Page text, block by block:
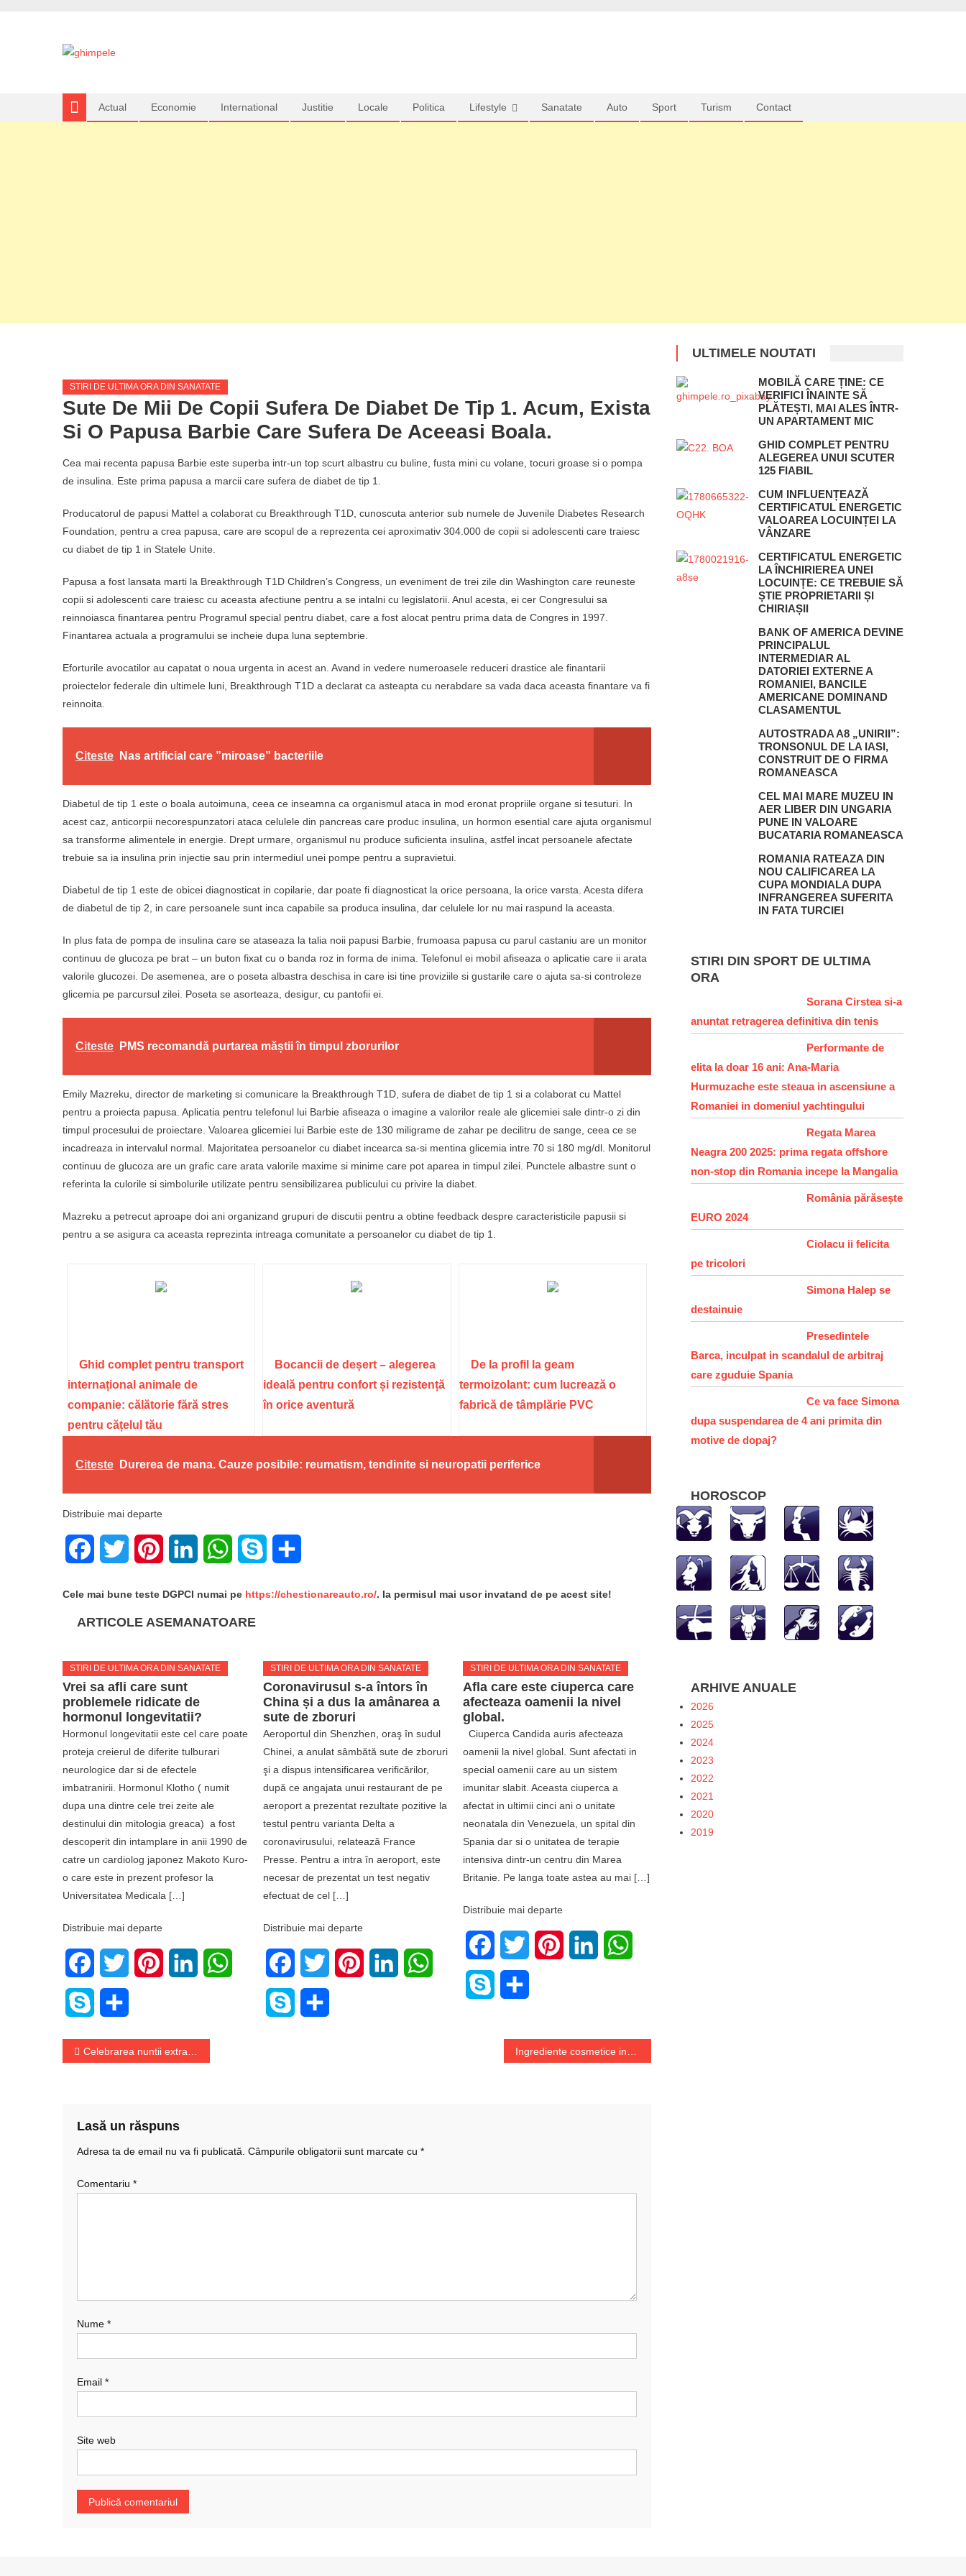
Actual Economie International Justitie Locale Politica Lifestyle Sanatate Auto Sport Turism Contact
STIRI DE ULTIMA ORA DIN SANATATE
Sute De Mii De Copii Sufera De Diabet De Tip 1. Acum, Exista
Si O Papusa Barbie Care Sufera De Aceeasi Boala.
Cea mai recenta papusa Barbie este superba intr-un top scurt albastru cu buline, fusta mini cu volane, tocuri groase si o pompa
de insulina. Este prima papusa a marcii care sufera de diabet de tip 1.
Producatorul de papusi Mattel a colaborat cu Breakthrough T1D, cunoscuta anterior sub numele de Juvenile Diabetes Research
Foundation, pentru a crea papusa, care are scopul de a reprezenta cei aproximativ 304.000 de copii si adolescenti care traiesc
cu diabet de tip 1 in Statele Unite.
Papusa a fost lansata marti la Breakthrough T1D Children’s Congress, un eveniment de trei zile din Washington care reuneste
copii si adolescenti care traiesc cu aceasta afectiune pentru a se intalni cu legislatorii. Anul acesta, ei cer Congresului sa
reinnoiasca finantarea pentru Programul special pentru diabet, care a fost alocat pentru prima data de Congres in 1997.
Finantarea actuala a programului se incheie dupa luna septembrie.
Eforturile avocatilor au capatat o noua urgenta in acest an. Avand in vedere numeroasele reduceri drastice ale finantarii
proiectelor federale din ultimele luni, Breakthrough T1D a declarat ca asteapta cu nerabdare sa vada daca aceasta finantare va fi
reinnoita.
Citeste Nas artificial care ”miroase” bacteriile
Diabetul de tip 1 este o boala autoimuna, ceea ce inseamna ca organismul ataca in mod eronat propriile organe si tesuturi. In
acest caz, anticorpii necorespunzatori ataca celulele din pancreas care produc insulina, un hormon esential care ajuta organismul
sa transforme alimentele in energie. Drept urmare, organismul nu produce suficienta insulina, astfel incat persoanele afectate
trebuie sa ia insulina prin injectie sau prin intermediul unei pompe pentru a supravietui.
Diabetul de tip 1 este de obicei diagnosticat in copilarie, dar poate fi diagnosticat la orice persoana, la orice varsta. Acesta difera
de diabetul de tip 2, in care persoanele sunt inca capabile sa produca insulina, dar celulele lor nu mai raspund la aceasta.
In plus fata de pompa de insulina care se ataseaza la talia noii papusi Barbie, frumoasa papusa cu parul castaniu are un monitor
continuu de glucoza pe brat – un buton fixat cu o banda roz in forma de inima. Telefonul ei mobil afiseaza o aplicatie care ii arata
valorile glucozei. De asemenea, are o poseta albastra deschisa in care isi tine proviziile si gustarile care o ajuta sa-si controleze
glicemia pe parcursul zilei. Poseta se asorteaza, desigur, cu pantofii ei.
Citeste PMS recomandă purtarea măștii în timpul zborurilor
Emily Mazreku, director de marketing si comunicare la Breakthrough T1D, sufera de diabet de tip 1 si a colaborat cu Mattel
pentru a proiecta papusa. Aplicatia pentru telefonul lui Barbie afiseaza o imagine a valorilor reale ale glicemiei sale dintr-o zi din
timpul procesului de proiectare. Valoarea glicemiei lui Barbie este de 130 miligrame de zahar pe decilitru de sange, ceea ce se
incadreaza in intervalul normal. Majoritatea persoanelor cu diabet incearca sa-si mentina glicemia intre 70 si 180 mg/dl. Monitorul
continuu de glucoza are un grafic care arata valorile maxime si minime care pot aparea in timpul zilei. Punctele albastre sunt o
referinta la culorile si simbolurile utilizate pentru sensibilizarea publicului cu privire la diabet.
Mazreku a petrecut aproape doi ani organizand grupuri de discutii pentru a obtine feedback despre caracteristicile papusii si
pentru a se asigura ca aceasta reprezinta intreaga comunitate a persoanelor cu diabet de tip 1.
Ghid complet pentru transport
internațional animale de
companie: călătorie fără stres
pentru cățelul tău
Bocancii de deșert – alegerea
ideală pentru confort și rezistență
în orice aventură
De la profil la geam
termoizolant: cum lucrează o
fabrică de tâmplărie PVC
Citeste Durerea de mana. Cauze posibile: reumatism, tendinite si neuropatii periferice
Distribuie mai departe
FacebookTwitter PinterestLinkedIn WhatsAppSkype
Cele mai bune teste DGPCI numai pe https://chestionareauto.ro/. Ia permisul mai usor invatand de pe acest site!
ARTICOLE ASEMANATOARE
STIRI DE ULTIMA ORA DIN SANATATE
Vrei sa afli care sunt
problemele ridicate de
hormonul longevitatii?
Hormonul longevitatii este cel care poate
proteja creierul de diferite tulburari
neurologice dar si de efectele
imbatranirii. Hormonul Klotho ( numit
dupa una dintre cele trei zeite ale
destinului din mitologia greaca) a fost
descoperit din intamplare in anii 1990 de
catre un cardiolog japonez Makoto Kuro-
o care este in prezent profesor la
Universitatea Medicala […]
Distribuie mai departe
FacebookTwitter PinterestLinkedIn WhatsApp
Skype
STIRI DE ULTIMA ORA DIN SANATATE
Coronavirusul s-a întors în
China și a dus la amânarea a
sute de zboruri
Aeroportul din Shenzhen, oraş în sudul
Chinei, a anulat sâmbătă sute de zboruri
şi a dispus intensificarea verificărilor,
după ce angajata unui restaurant de pe
aeroport a prezentat rezultate pozitive la
testul pentru varianta Delta a
coronavirusului, relatează France
Presse. Pentru a intra în aeroport, este
necesar de prezentat un test negativ
efectuat de cel […]
Distribuie mai departe
FacebookTwitter PinterestLinkedIn WhatsApp
Skype
STIRI DE ULTIMA ORA DIN SANATATE
Afla care este ciuperca care
afecteaza oamenii la nivel
global.
Ciuperca Candida auris afecteaza
oamenii la nivel global. Sunt afectati in
special oamenii care au un sistem
imunitar slabit. Aceasta ciuperca a
afectat in ultimii cinci ani o unitate
neonatala din Venezuela, un spital din
Spania dar si o unitatea de terapie
intensiva dintr-un centru din Marea
Britanie. Pe langa toate astea au mai […]
Distribuie mai departe
FacebookTwitter PinterestLinkedIn
Skype
Navigare
Celebrarea nuntii extraordinare a lui Jeff Bezos a inceput la Venetia
Lasă un răspuns
Adresa ta de email nu va fi publicată. Câmpurile obligatorii sunt marcate cu *
Comentariu *
Nume *
Email *
Site web
ULTIMELE NOUTATI
MOBILĂ CARE ȚINE: CE
VERIFICI ÎNAINTE SĂ
PLĂTEȘTI, MAI ALES ÎNTR-
UN APARTAMENT MIC
GHID COMPLET PENTRU
ALEGEREA UNUI SCUTER
125 FIABIL
CUM INFLUENȚEAZĂ
CERTIFICATUL ENERGETIC
VALOAREA LOCUINȚEI LA
VÂNZARE
CERTIFICATUL ENERGETIC
LA ÎNCHIRIEREA UNEI
LOCUINȚE: CE TREBUIE SĂ
ȘTIE PROPRIETARII ȘI
CHIRIAȘII
BANK OF AMERICA DEVINE
PRINCIPALUL
INTERMEDIAR AL
DATORIEI EXTERNE A
ROMANIEI, BANCILE
AMERICANE DOMINAND
CLASAMENTUL
AUTOSTRADA A8 „UNIRII”:
TRONSONUL DE LA IASI,
CONSTRUIT DE O FIRMA
ROMANEASCA
CEL MAI MARE MUZEU IN
AER LIBER DIN UNGARIA
PUNE IN VALOARE
BUCATARIA ROMANEASCA
ROMANIA RATEAZA DIN
NOU CALIFICAREA LA
CUPA MONDIALA DUPA
INFRANGEREA SUFERITA
IN FATA TURCIEI
STIRI DIN SPORT DE ULTIMA
ORA
Sorana Cirstea si-a
anuntat retragerea definitiva din tenis
Performante de
elita la doar 16 ani: Ana-Maria
Hurmuzache este steaua in ascensiune a
Romaniei in domeniul yachtingului
Regata Marea
Neagra 200 2025: prima regata offshore
non-stop din Romania incepe la Mangalia
România părăsește
EURO 2024
Ciolacu ii felicita
pe tricolori
Simona Halep se
destainuie
Presedintele
Barca, inculpat in scandalul de arbitraj
care zguduie Spania
Ce va face Simona
dupa suspendarea de 4 ani primita din
motive de dopaj?
HOROSCOP
ARHIVE ANUALE
2026
2025
2024
2023
2022
2021
2020
2019